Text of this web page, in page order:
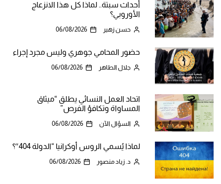
أحداث سبتة.. لماذا كل هذا الانزعاج
الأوروبي؟
حسن زهير 06/08/2026
حضور المحامي جوهري وليس مجرد إجراء
جلال الطاهر 06/08/2026
اتحاد العمل النسائي يطلق “ميثاق
المساواة وتكافؤ الفرص”
السؤال الآن 06/08/2026
لماذا يُسمي الروس أوكرانيا “الدولة 404″؟
د. زياد منصور 06/08/2026